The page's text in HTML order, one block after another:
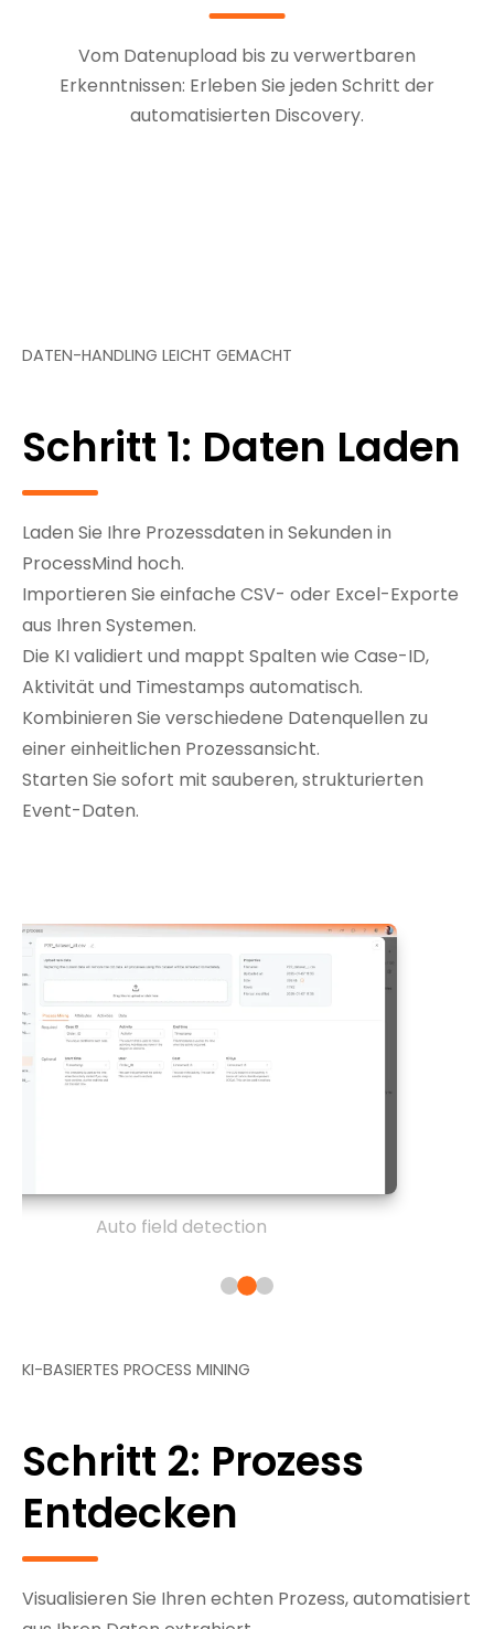
Vom Datenupload bis zu verwertbaren
Erkenntnissen: Erleben Sie jeden Schritt der
automatisierten Discovery.
DATEN-HANDLING LEICHT GEMACHT
Schritt 1: Daten Laden
Laden Sie Ihre Prozessdaten in Sekunden in
ProcessMind hoch.
Importieren Sie einfache CSV- oder Excel-Exporte
aus Ihren Systemen.
Die KI validiert und mappt Spalten wie Case-ID,
Aktivität und Timestamps automatisch.
Kombinieren Sie verschiedene Datenquellen zu
einer einheitlichen Prozessansicht.
Starten Sie sofort mit sauberen, strukturierten
Event-Daten.
Auto field detection
KI-BASIERTES PROCESS MINING
Schritt 2: Prozess
Entdecken
Visualisieren Sie Ihren echten Prozess, automatisiert